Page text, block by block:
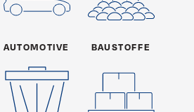
AUTOMOTIVE BAUSTOFFE